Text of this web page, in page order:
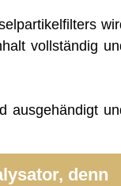
vollständig
ausgehändigt
denn